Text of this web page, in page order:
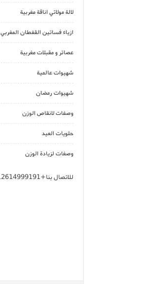
لالة مولاتي اناقة مغربية
ازياء فساتين القفطان المغربي
عصائر و مقبلات مغربية
شهيوات عالمية
شهيوات رمضان
وصفات لانقاص الوزن
حلويات العيد
وصفات لزيادة الوزن
للاتصال بنا+212614999191